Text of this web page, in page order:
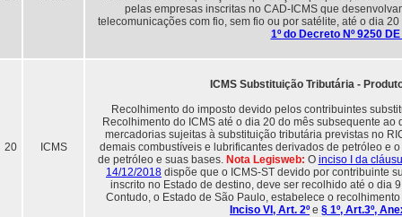
pelas empresas inscritas no CAD-ICMS que
telecomunicações com fio, sem fio ou por satélite, até o dia
1º do Decreto Nº 9250
20 ICMS
ICMS Substituição Tributária -
Recolhimento do imposto devido pelos contribuintes
Recolhimento do ICMS até o dia 20 do mês subsequente
mercadorias sujeitas à substituição tributária previstas no
demais combustíveis e lubrificantes derivados de petróleo e
de petróleo e suas bases. Nota Legisweb: O inciso I da
14/12/2018 dispõe que o ICMS-ST devido por contribuinte
inscrito no Estado de destino, deve ser recolhido até o dia
Contudo, o Estado de São Paulo, estabelece o
Inciso VI, Art. 2ºe § 1º, Art.3º,